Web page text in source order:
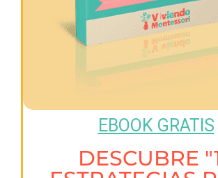
EBOOK GRATIS
DESCUBRE